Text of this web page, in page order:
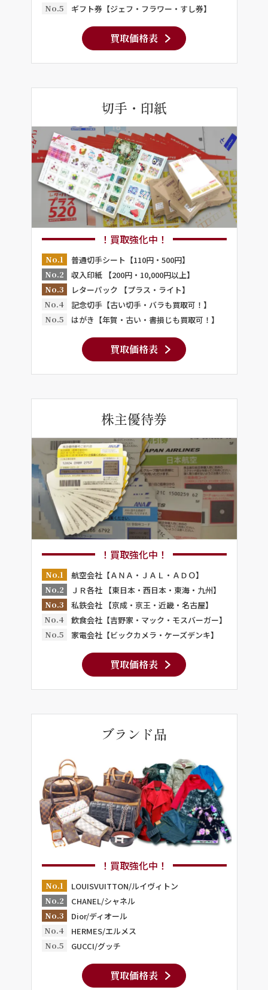
No.5
ギフト券【ジェフ・フラワー・すし券】
買取価格表
切手・印紙
！買取強化中！
No.1
普通切手シート【110円・500円】
No.2
収入印紙 【200円・10,000円以上】
No.3
レターパック 【プラス・ライト】
No.4
記念切手【古い切手・バラも買取可！】
No.5
はがき【年賀・古い・書損じも買取可！】
買取価格表
株主優待券
！買取強化中！
No.1
航空会社【ＡＮＡ・ＪＡＬ・ＡＤＯ】
No.2
ＪＲ各社 【東日本・西日本・東海・九州】
No.3
私鉄会社 【京成・京王・近畿・名古屋】
No.4
飲食会社【吉野家・マック・モスバーガー】
No.5
家電会社【ビックカメラ・ケーズデンキ】
買取価格表
ブランド品
！買取強化中！
No.1
LOUISVUITTON/ルイヴィトン
No.2
CHANEL/シャネル
No.3
Dior/ディオール
No.4
HERMES/エルメス
No.5
GUCCI/グッチ
買取価格表